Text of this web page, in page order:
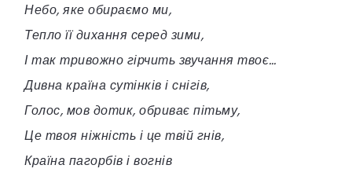
Небо, яке обираємо ми,
Тепло її дихання серед зими,
І так тривожно гірчить звучання твоє…
Дивна країна сутінків і снігів,
Голос, мов дотик, обриває пітьму,
Це твоя ніжність і це твій гнів,
Країна пагорбів і вогнів